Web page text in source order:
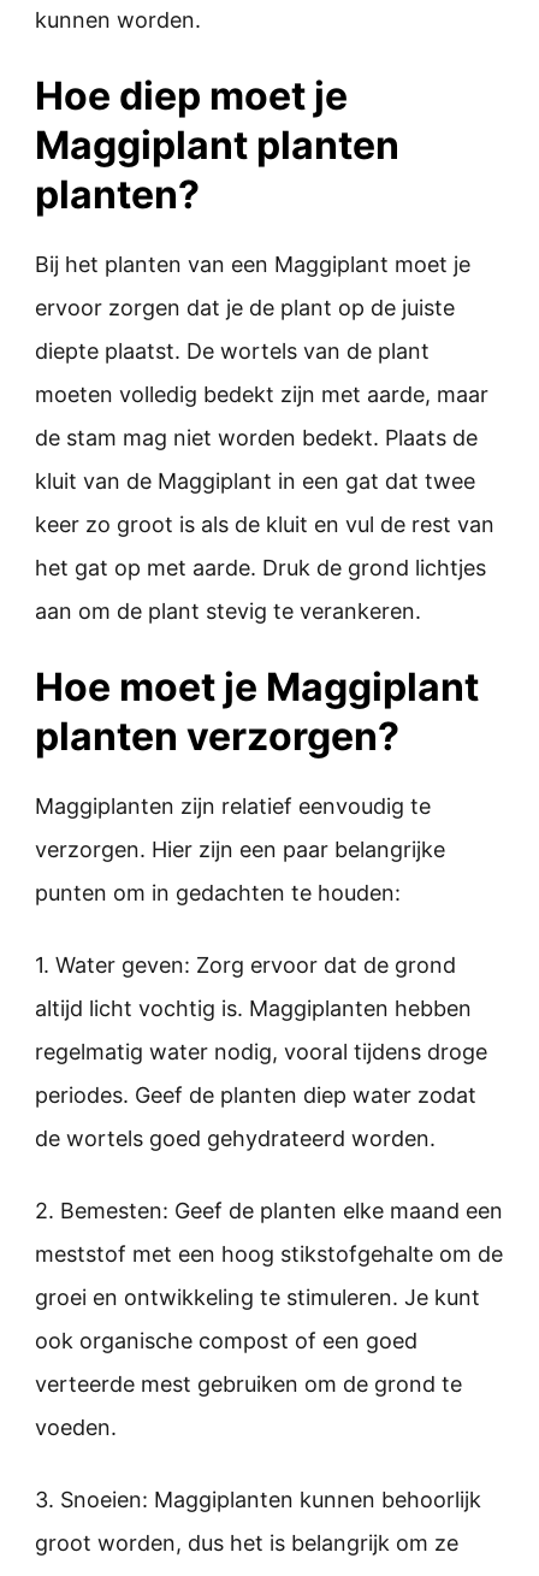
kunnen worden.
Hoe diep moet je
Maggiplant planten
planten?
Bij het planten van een Maggiplant moet je
ervoor zorgen dat je de plant op de juiste
diepte plaatst. De wortels van de plant
moeten volledig bedekt zijn met aarde, maar
de stam mag niet worden bedekt. Plaats de
kluit van de Maggiplant in een gat dat twee
keer zo groot is als de kluit en vul de rest van
het gat op met aarde. Druk de grond lichtjes
aan om de plant stevig te verankeren.
Hoe moet je Maggiplant
planten verzorgen?
Maggiplanten zijn relatief eenvoudig te
verzorgen. Hier zijn een paar belangrijke
punten om in gedachten te houden:
1. Water geven: Zorg ervoor dat de grond
altijd licht vochtig is. Maggiplanten hebben
regelmatig water nodig, vooral tijdens droge
periodes. Geef de planten diep water zodat
de wortels goed gehydrateerd worden.
2. Bemesten: Geef de planten elke maand een
meststof met een hoog stikstofgehalte om de
groei en ontwikkeling te stimuleren. Je kunt
ook organische compost of een goed
verteerde mest gebruiken om de grond te
voeden.
3. Snoeien: Maggiplanten kunnen behoorlijk
groot worden, dus het is belangrijk om ze